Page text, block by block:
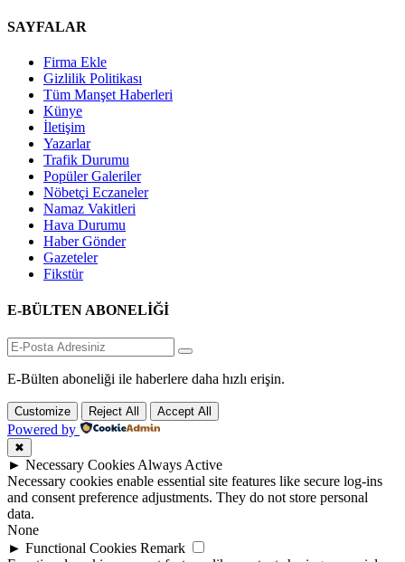
SAYFALAR
Firma Ekle
Gizlilik Politikası
Tüm Manşet Haberleri
Künye
İletişim
Yazarlar
Trafik Durumu
Popüler Galeriler
Nöbetçi Eczaneler
Namaz Vakitleri
Hava Durumu
Haber Gönder
Gazeteler
Fikstür
E-BÜLTEN ABONELİĞİ
E-Bülten aboneliği ile haberlere daha hızlı erişin.
Customize Reject All Accept All
Powered by
✖
► Necessary Cookies Always Active
Necessary cookies enable essential site features like secure log-ins
and consent preference adjustments. They do not store personal
data.
None
► Functional Cookies Remark